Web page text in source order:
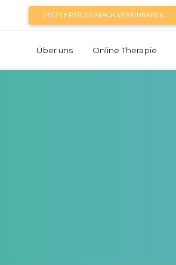
JETZT ERSTGESPRÄCH VEREINBAREN
Über uns Online Therapie